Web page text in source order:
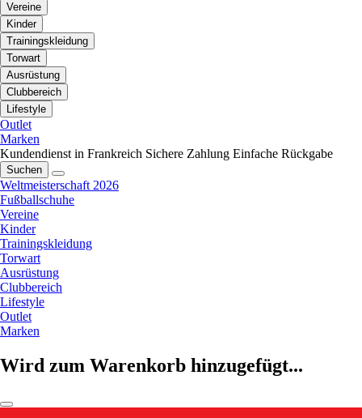
Vereine
Kinder
Trainingskleidung
Torwart
Ausrüstung
Clubbereich
Lifestyle
Outlet
Marken
Kundendienst in Frankreich Sichere Zahlung Einfache Rückgabe
Suchen
Weltmeisterschaft 2026
Fußballschuhe
Vereine
Kinder
Trainingskleidung
Torwart
Ausrüstung
Clubbereich
Lifestyle
Outlet
Marken
Wird zum Warenkorb hinzugefügt...